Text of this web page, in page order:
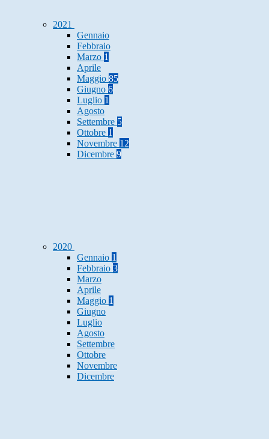
2021
Gennaio
Febbraio
Marzo 1
Aprile
Maggio 85
Giugno 6
Luglio 1
Agosto
Settembre 5
Ottobre 1
Novembre 12
Dicembre 9
2020
Gennaio 1
Febbraio 3
Marzo
Aprile
Maggio 1
Giugno
Luglio
Agosto
Settembre
Ottobre
Novembre
Dicembre